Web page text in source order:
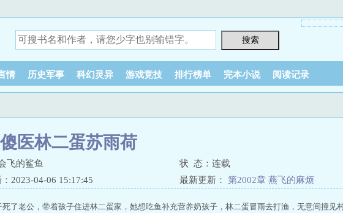
情 历史军事 科幻灵异 游戏竞技 排行榜单 完本小说 阅读记录
医林二蛋苏雨荷
飞的鲨鱼
状 态：连载
2023-04-06 15:17:45
最新更新： 第2002章 燕飞的麻烦
死了老公，带着孩子住进林二蛋家，她想吃鱼补充营养奶孩子，林二蛋冒雨去打渔，无意间撞见